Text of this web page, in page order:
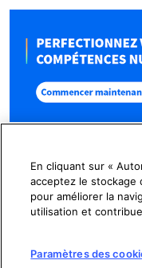
En cliquant sur «
acceptez le stockage
pour améliorer la
utilisation et
Paramètres des